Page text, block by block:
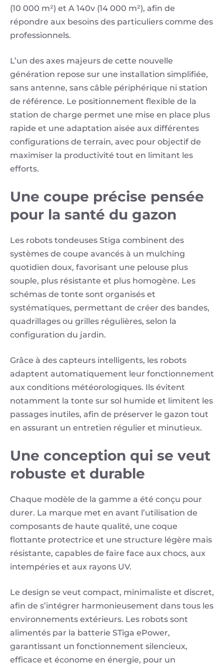
(10 000 m²) et A 140v (14 000 m²), afin de
répondre aux besoins des particuliers comme des
professionnels.
L’un des axes majeurs de cette nouvelle
génération repose sur une installation simplifiée,
sans antenne, sans câble périphérique ni station
de référence. Le positionnement flexible de la
station de charge permet une mise en place plus
rapide et une adaptation aisée aux différentes
configurations de terrain, avec pour objectif de
maximiser la productivité tout en limitant les
efforts.
Une coupe précise pensée
pour la santé du gazon
Les robots tondeuses Stiga combinent des
systèmes de coupe avancés à un mulching
quotidien doux, favorisant une pelouse plus
souple, plus résistante et plus homogène. Les
schémas de tonte sont organisés et
systématiques, permettant de créer des bandes,
quadrillages ou grilles régulières, selon la
configuration du jardin.
Grâce à des capteurs intelligents, les robots
adaptent automatiquement leur fonctionnement
aux conditions météorologiques. Ils évitent
notamment la tonte sur sol humide et limitent les
passages inutiles, afin de préserver le gazon tout
en assurant un entretien régulier et minutieux.
Une conception qui se veut
robuste et durable
Chaque modèle de la gamme a été conçu pour
durer. La marque met en avant l’utilisation de
composants de haute qualité, une coque
flottante protectrice et une structure légère mais
résistante, capables de faire face aux chocs, aux
intempéries et aux rayons UV.
Le design se veut compact, minimaliste et discret,
afin de s’intégrer harmonieusement dans tous les
environnements extérieurs. Les robots sont
alimentés par la batterie STiga ePower,
garantissant un fonctionnement silencieux,
efficace et économe en énergie, pour un